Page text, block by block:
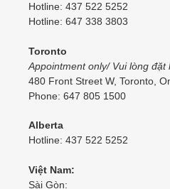
Hotline: 437 522 5252
Hotline: 647 338 3803
Toronto
Appointment only/ Vui lòng đặt
480 Front Street W, Toronto,
Phone: 647 805 1500
Alberta
Hotline: 437 522 5252
Việt Nam:
Sài Gòn: